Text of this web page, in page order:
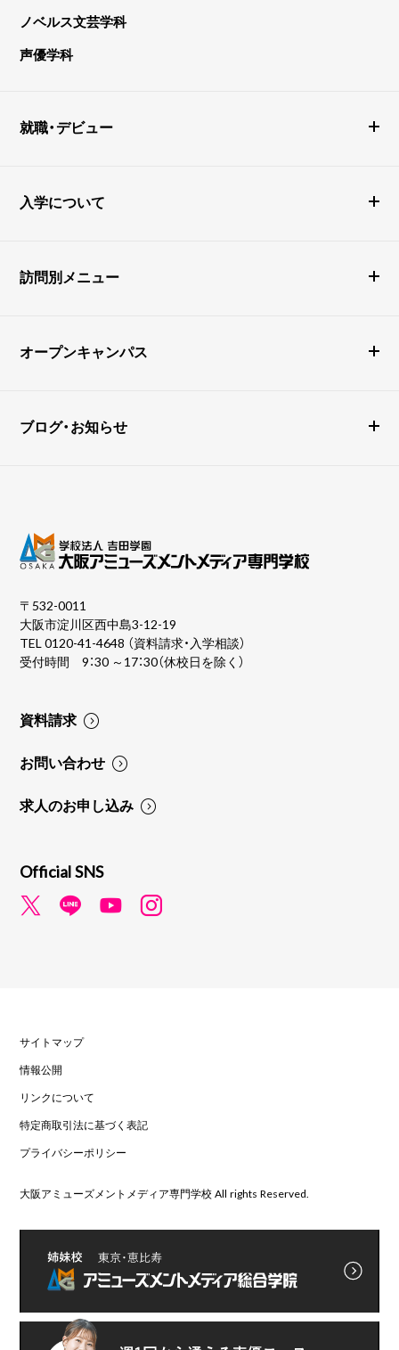
ノベルス文芸学科
声優学科
就職・デビュー
入学について
訪問別メニュー
オープンキャンパス
ブログ・お知らせ
〒532-0011
大阪市淀川区西中島3-12-19
TEL0120-41-4648 （資料請求・入学相談）
受付時間 9：30 ～17：30（休校日を除く）
資料請求
お問い合わせ
求人のお申し込み
Official SNS
サイトマップ
情報公開
リンクについて
特定商取引法に基づく表記
プライバシーポリシー
大阪アミューズメントメディア専門学校 All rights Reserved.